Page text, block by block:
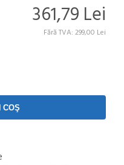
361,79 Lei
Fără TVA: 299,00 Lei